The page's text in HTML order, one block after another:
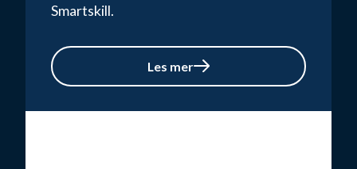
Smartskill.
Les mer